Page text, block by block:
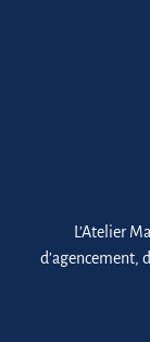
L’Atelier
d’agencement,